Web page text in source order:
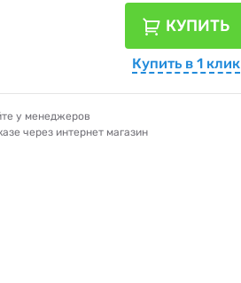
КУПИТЬ
Купить в 1 клик
у менеджеров
через интернет магазин